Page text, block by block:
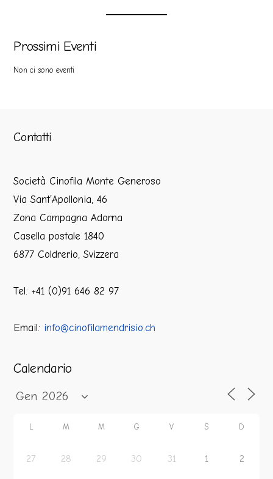
Prossimi Eventi
Non ci sono eventi
Contatti
Società Cinofila Monte Generoso
Via Sant’Apollonia, 46
Zona Campagna Adorna
Casella postale 1840
6877 Coldrerio, Svizzera
Tel: +41 (0)91 646 82 97
Email: info@cinofilamendrisio.ch
Calendario
L M M G V S D
27 28 29 30 31 1 2